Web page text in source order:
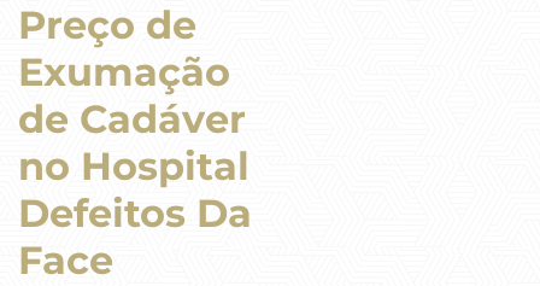
Preço de
Exumação
de Cadáver
no Hospital
Defeitos Da
Face